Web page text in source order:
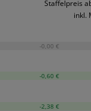
Staffelpreis
inkl.
-0,00 €
-0,60 €
-2,38 €